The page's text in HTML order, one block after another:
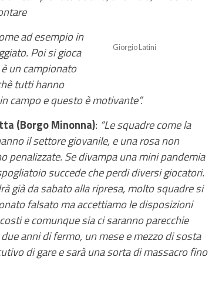
Giorgio Latini
ad esempio in
Poi si gioca
un campionato
tutti hanno
campo e questo è motivante”.
(Borgo Minonna): “Le squadre come la
il settore giovanile, e una rosa non
penalizzate. Se divampa una mini pandemia
succede che perdi diversi giocatori.
già da sabato alla ripresa, molto squadre si
falsato ma accettiamo le disposizioni
e comunque sia ci saranno parecchie
anni di fermo, un mese e mezzo di sosta
di gare e sarà una sorta di massacro fino